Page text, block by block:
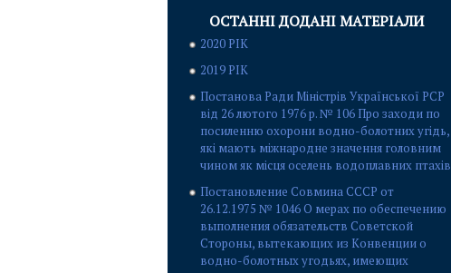
ОСТАННІ ДОДАНІ МАТЕРІАЛИ
2020 РІК
2019 РІК
Постанова Ради Міністрів Української РСР
від 26 лютого 1976 р. № 106 Про заходи по
посиленню охорони водно-болотних угідь,
які мають міжнародне значення головним
чином як місця оселень водоплавних птахів
Постановление Совмина СССР от
26.12.1975 № 1046 О мерах по обеспечению
выполнения обязательств Советской
Стороны, вытекающих из Конвенции о
водно-болотных угодьях, имеющих